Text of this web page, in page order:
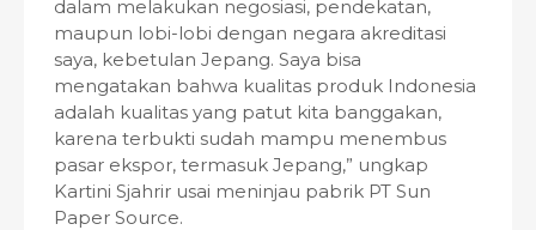
dalam melakukan negosiasi, pendekatan,
maupun lobi-lobi dengan negara akreditasi
saya, kebetulan Jepang. Saya bisa
mengatakan bahwa kualitas produk Indonesia
adalah kualitas yang patut kita banggakan,
karena terbukti sudah mampu menembus
pasar ekspor, termasuk Jepang,” ungkap
Kartini Sjahrir usai meninjau pabrik PT Sun
Paper Source.